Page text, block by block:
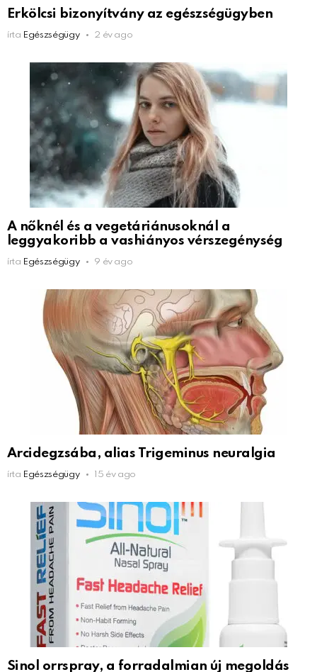
Erkölcsi bizonyítvány az egészségügyben
írta Egészségügy 2 év ago
A nőknél és a vegetáriánusoknál a
leggyakoribb a vashiányos vérszegénység
írta Egészségügy 9 év ago
Arcidegzsába, alias Trigeminus neuralgia
írta Egészségügy 15 év ago
Sinol orrspray, a forradalmian új megoldás